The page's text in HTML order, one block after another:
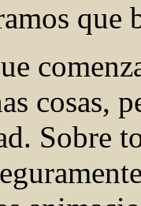
que
cosas,
Sobre